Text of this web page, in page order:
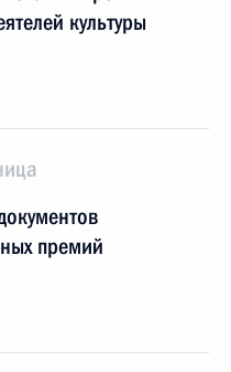
культуры
премий